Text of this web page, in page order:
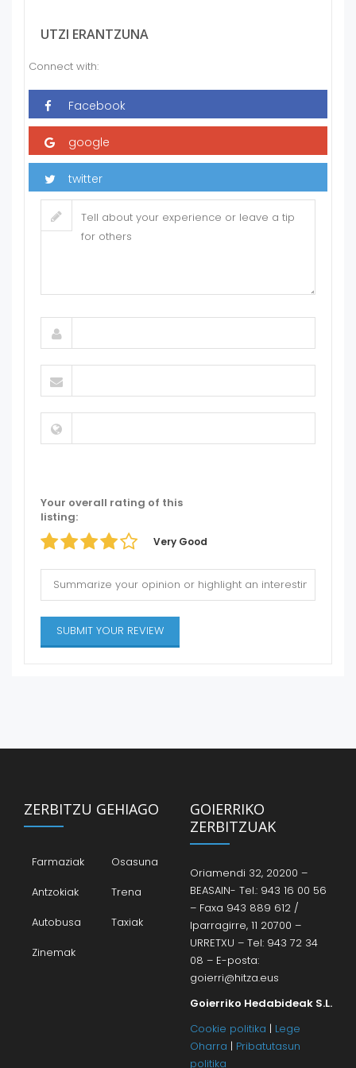
UTZI ERANTZUNA
Connect with:
Your overall rating of this
listing:
Very Good
ZERBITZU GEHIAGO
Farmaziak
Osasuna
Antzokiak
Trena
Autobusa
Taxiak
Zinemak
GOIERRIKO
ZERBITZUAK
Oriamendi 32, 20200 –
BEASAIN- Tel.: 943 16 00 56
– Faxa 943 889 612 /
Iparragirre, 11 20700 –
URRETXU – Tel: 943 72 34
08 – E-posta:
goierri@hitza.eus
Goierriko Hedabideak S.L.
Cookie politika | Lege
Oharra | Pribatutasun
politika